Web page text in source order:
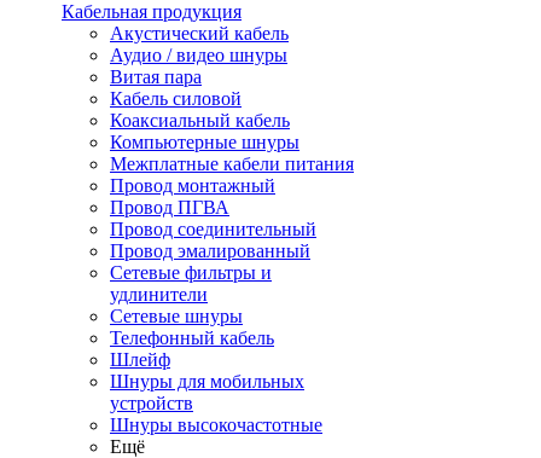
Кабельная продукция
Акустический кабель
Аудио / видео шнуры
Витая пара
Кабель силовой
Коаксиальный кабель
Компьютерные шнуры
Межплатные кабели питания
Провод монтажный
Провод ПГВА
Провод соединительный
Провод эмалированный
Сетевые фильтры и
удлинители
Сетевые шнуры
Телефонный кабель
Шлейф
Шнуры для мобильных
устройств
Шнуры высокочастотные
Ещё